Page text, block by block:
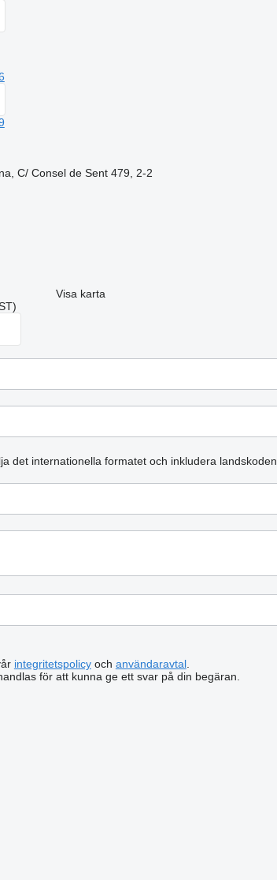
C/ Consel de Sent 479, 2-2
Visa karta
det internationella formatet och inkludera landskoden.
integritetspolicyoch användaravtal.
för att kunna ge ett svar på din begäran.